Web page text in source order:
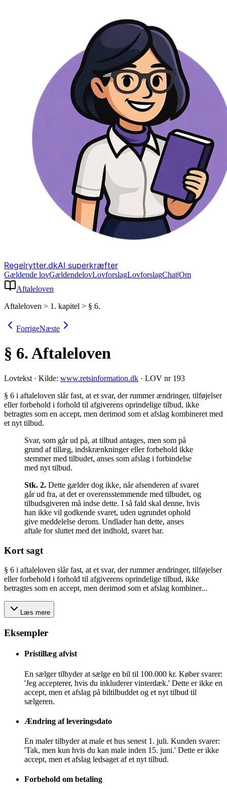
Regelrytter.dkAI superkræfter
Gældende lovGældendelovLovforslagLovforslagChat|Om
Aftaleloven
Aftaleloven > 1. kapitel > § 6.
ForrigeNæste
§ 6.Aftaleloven
Lovtekst · Kilde: www.retsinformation.dk · LOV nr 193
§ 6 i aftaleloven slår fast, at et svar, der rummer ændringer, tilføjelser
eller forbehold i forhold til afgiverens oprindelige tilbud, ikke
betragtes som en accept, men derimod som et afslag kombineret med
et nyt tilbud.
Svar, som går ud på, at tilbud antages, men som på
grund af tillæg, indskrænkninger eller forbehold ikke
stemmer med tilbudet, anses som afslag i forbindelse
med nyt tilbud.
Stk. 2. Dette gælder dog ikke, når afsenderen af svaret
går ud fra, at det er overensstemmende med tilbudet, og
tilbudsgiveren må indse dette. I så fald skal denne, hvis
han ikke vil godkende svaret, uden ugrundet ophold
give meddelelse derom. Undlader han dette, anses
aftale for sluttet med det indhold, svaret har.
Kort sagt
§ 6 i aftaleloven slår fast, at et svar, der rummer ændringer, tilføjelser
eller forbehold i forhold til afgiverens oprindelige tilbud, ikke
betragtes som en accept, men derimod som et afslag kombiner...
Læs mere
Eksempler
Pristillæg afvist
En sælger tilbyder at sælge en bil til 100.000 kr. Køber svarer:
'Jeg accepterer, hvis du inkluderer vinterdæk.' Dette er ikke en
accept, men et afslag på biltilbuddet og et nyt tilbud til
sælgeren.
Ændring af leveringsdato
En maler tilbyder at male et hus senest 1. juli. Kunden svarer:
'Tak, men kun hvis du kan male inden 15. juni.' Dette er ikke
accept, men et afslag ledsaget af et nyt tilbud.
Forbehold om betaling